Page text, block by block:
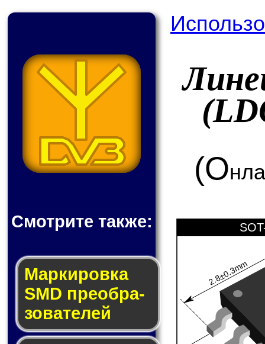
Смотрите также:
Мар­ки­ров­ка
SMD пре­об­ра­
зо­ва­те­лей
(О
2.8±0.3mm